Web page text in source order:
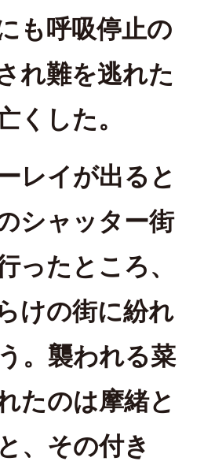
も呼吸停止の
れ難を逃れた
くした。
レイが出ると
シャッター街
ったところ、
けの街に紛れ
。襲われる菜
たのは摩緒と
、その付き